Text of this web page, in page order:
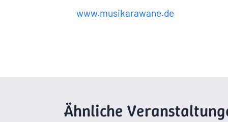
www.musikarawane.de
Ähnliche